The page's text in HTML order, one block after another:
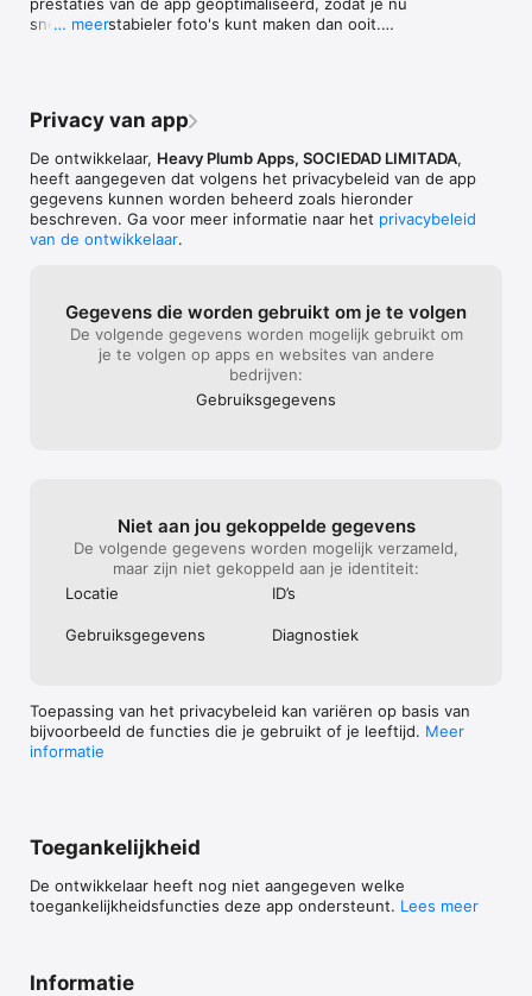
Gebruiksvoorwaarden:
https://www.heavyplumbapps.com/Service_Terms.html
sneller en stabieler foto's kunt maken dan ooit.
Vind je onze app handig? We zouden het erg op prijs
steun!
… meer
Privacy van app
De ontwikkelaar, Heavy Plumb Apps, SOCIEDAD LIMITADA,
heeft aangegeven dat volgens het privacybeleid van de app
gegevens kunnen worden beheerd zoals hieronder
beschreven. Ga voor meer informatie naar het privacybeleid
van de ontwikkelaar.
Gegevens die worden gebruikt om je te volgen
De volgende gegevens worden mogelijk gebruikt om
je te volgen op apps en websites van andere
bedrijven:
Gebruiks­gegevens
Niet aan jou gekoppelde gegevens
De volgende gegevens worden mogelijk verzameld,
maar zijn niet gekoppeld aan je identiteit:
Locatie
ID’s
Gebruiks­gegevens Diagnostiek
Toepassing van het privacybeleid kan variëren op basis van
bijvoorbeeld de functies die je gebruikt of je leeftijd. Meer
informatie
Toegankelijkheid
De ontwikkelaar heeft nog niet aangegeven welke
toegankelijkheidsfuncties deze app ondersteunt. Lees meer
Informatie